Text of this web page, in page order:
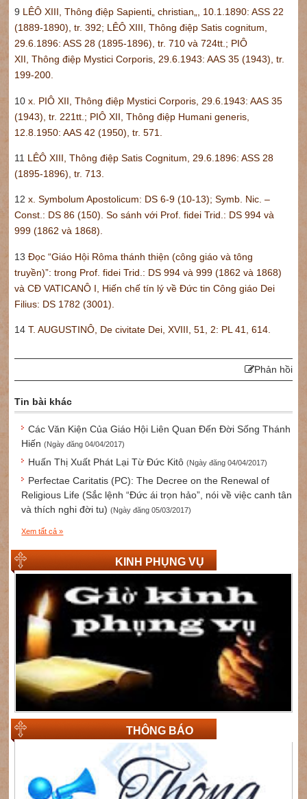
9 LÊÔ XIII, Thông điệp Sapienti„ christian„, 10.1.1890: ASS 22
(1889-1890), tr. 392; LÊÔ XIII, Thông điệp Satis cognitum,
29.6.1896: ASS 28 (1895-1896), tr. 710 và 724tt.; PIÔ
XII, Thông điệp Mystici Corporis, 29.6.1943: AAS 35 (1943), tr.
199-200.
10 x. PIÔ XII, Thông điệp Mystici Corporis, 29.6.1943: AAS 35
(1943), tr. 221tt.; PIÔ XII, Thông điệp Humani generis,
12.8.1950: AAS 42 (1950), tr. 571.
11 LÊÔ XIII, Thông điệp Satis Cognitum, 29.6.1896: ASS 28
(1895-1896), tr. 713.
12 x. Symbolum Apostolicum: DS 6-9 (10-13); Symb. Nic. –
Const.: DS 86 (150). So sánh với Prof. fidei Trid.: DS 994 và
999 (1862 và 1868).
13 Đọc “Giáo Hội Rôma thánh thiện (công giáo và tông
truyền)”: trong Prof. fidei Trid.: DS 994 và 999 (1862 và 1868)
và CĐ VATICANÔ I, Hiến chế tín lý về Đức tin Công giáo Dei
Filius: DS 1782 (3001).
14 T. AUGUSTINÔ, De civitate Dei, XVIII, 51, 2: PL 41, 614.
Phản hồi
Tin bài khác
Các Văn Kiện Của Giáo Hội Liên Quan Đến Đời Sống Thánh
Hiến(Ngày đăng 04/04/2017)
Huấn Thị Xuất Phát Lại Từ Đức Kitô(Ngày đăng 04/04/2017)
Perfectae Caritatis (PC): The Decree on the Renewal of
Religious Life (Sắc lệnh “Đức ái trọn hảo”, nói về việc canh tân
và thích nghi đời tu)(Ngày đăng 05/03/2017)
Xem tất cả »
KINH PHỤNG VỤ
THÔNG BÁO